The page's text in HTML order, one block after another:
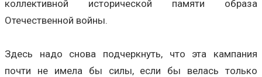
коллективной исторической памяти образа
Отечественной войны.
Здесь надо снова подчеркнуть, что эта кампания
почти не имела бы силы, если бы велась только